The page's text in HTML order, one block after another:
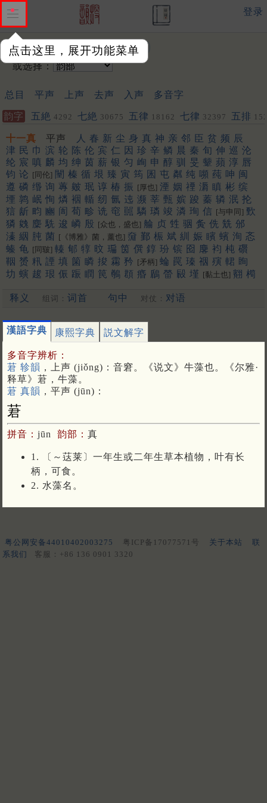
点击这里，展开功能菜单
登录
输入韵字：
或选择：
总目 平声 上声 去声 入声 多音字
韵字 五絶 4292 七絶 30675 五律 18162 七律 32397 五排
443
聯
十一真 平声 人 春 新 尘 身 真 神 亲 邻 臣 贫 频 辰
津 民 巾 滨 轮 陈 伦 宾 仁 因 珍 辛 鳞 晨 秦 旬 伸 巡 沦
纶 宸 嗔 麟 均 绅 茵 薪 银 匀 峋 申 醇 驯 旻 颦 蘋 淳 唇
钧 论 [同伦] 闉 榛 循 垠 臻 寅 筠 囷 屯 粼 纯 嚬 莼 呻 闽
遵 磷 缗 询 蓴 皴 珉 谆 椿 振 [厚也] 湮 姻 禋 漘 瞋 彬 缤
堙 鹑 岷 恂 燐 裀 輴 纫 氤 迍 濒 莘 甄 嫔 踆 蓁 辚 泯 抡
狺 龂 畇 豳 訚 荀 畛 诜 窀 嚚 驎 璘 竣 潾 珣 信 [与申同] 歅
獜 㕙 麇 駪 逡 嶙 殷 [众也，盛也] 䑳 贞 甡 骃 夤 侁 兟 邠
溱 絪 肫 菌 [《博雅》菌，薰也] 奫 鄞 桭 斌 紃 娠 矉 蠙 洵 忞
螓 龟 [同皲] 轃 郇 犉 旼 㻞 筃 僎 錞 玢 镔 囵 麐 袀 杶 礥
鞇 赟 籸 諲 填 箘 瞵 捘 霦 矜 [矛柄] 蜦 罠 瑧 䄄 殥 輑 眴
㘦 螾 䞭 珢 侲 䟴 瞤 笢 鷷 頵 痻 鶞 㽦 㲀 墐 [黏土也] 䎙 橁
繗 峷 揗 鏻 㫳 湣 壣 秵 䰠 朲 鈱 禛
释义 组词： 词首 句中 对仗： 对语
漢語字典 康熙字典 説文解字
多音字辨析：
莙 轸韻 ，上声 (jiǒng)：音窘。《说文》牛藻也。《尔雅·
释草》莙，牛藻。
莙 真韻 ，平声 (jūn)：
莙
拼音： jūn 韵部： 真
1. 〔～荙莱〕一年生或二年生草本植物，叶有长
柄，可食。
2. 水藻名。
粤公网安备44010402003275 粤ICP备17077571号 关于本站
联
系我们
客服：+86 136 0901 3320